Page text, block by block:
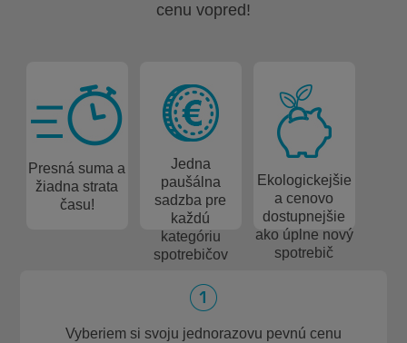
cenu vopred!
Presná suma a
žiadna strata
času!
Jedna
paušálna
sadzba pre
každú
kategóriu
spotrebičov
Ekologickejšie
a cenovo
dostupnejšie
ako úplne nový
spotrebič
Vyberiem si svoju jednorazovu pevnú cenu